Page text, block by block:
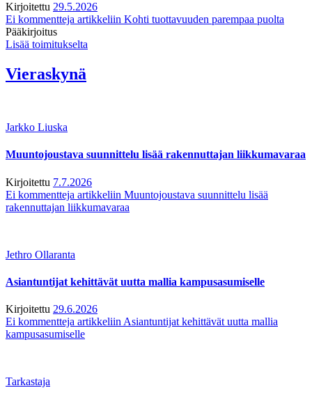
Kirjoitettu 29.5.2026
Ei kommentteja artikkeliin Kohti tuottavuuden parempaa puolta
Pääkirjoitus
Lisää toimitukselta
Vieraskynä
Jarkko Liuska
Muuntojoustava suunnittelu lisää rakennuttajan liikkumavaraa
Kirjoitettu 7.7.2026
Ei kommentteja artikkeliin Muuntojoustava suunnittelu lisää
rakennuttajan liikkumavaraa
Jethro Ollaranta
Asiantuntijat kehittävät uutta mallia kampusasumiselle
Kirjoitettu 29.6.2026
Ei kommentteja artikkeliin Asiantuntijat kehittävät uutta mallia
kampusasumiselle
Tarkastaja